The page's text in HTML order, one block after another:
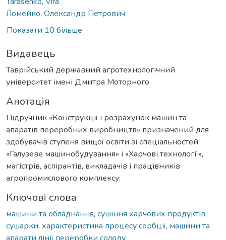
Ломейко, Олександр Петрович
Показати 10 більше
Видавець
Таврійський державний агротехнологічний
університет імені Дмитра Моторного
Анотація
Підручник «Конструкції і розрахунок машин та
апаратів переробних виробництв» призначений для
здобувачів ступеня вищої освіти зі спеціальностей
«Галузеве машинобудування» і «Харчові технології»,
магістрів, аспірантів, викладачів і працівників
агропромислового комплексу.
Ключові слова
машини та обладнання, сушіння харчових продуктів,
сушарки, характеристика процесу сорбції, машини та